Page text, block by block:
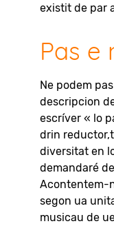
existit de par
Pas e
Ne podem
descripcion
escríver « lo
drin
diversitat en
demandaré
Acontentem-
segon ua
musicau de